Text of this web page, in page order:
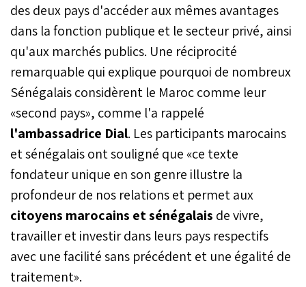
des Affaires étrangères,
Mme Yassine Fall,
porteuse d’un message
écrit à Sa Majesté le Roi
Mohammed VI du
Président de la
République du Sénégal, M.
Bassirou Diomaye Faye.
des deux pays d'accéder aux mêmes avantages
dans la fonction publique et le secteur privé, ainsi
qu'aux marchés publics. Une réciprocité
remarquable qui explique pourquoi de nombreux
Sénégalais considèrent le Maroc comme leur
«second pays», comme l'a rappelé
l'ambassadrice Dial. Les participants marocains
et sénégalais ont souligné que «ce texte
fondateur unique en son genre illustre la
profondeur de nos relations et permet aux
citoyens marocains et sénégalais de vivre,
travailler et investir dans leurs pays respectifs
avec une facilité sans précédent et une égalité de
traitement».